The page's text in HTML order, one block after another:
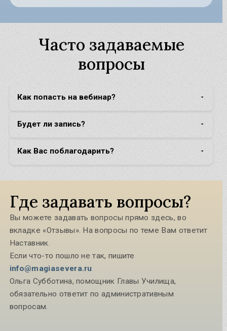
Часто задаваемые
вопросы
Как попасть на вебинар?
Будет ли запись?
Как Вас поблагодарить?
Где задавать вопросы?
Вы можете задавать вопросы прямо здесь, во
вкладке «Отзывы». На вопросы по теме Вам ответит
Наставник.
Если что-то пошло не так, пишите
info@magiasevera.ru
Ольга Субботина, помощник Главы Училища,
обязательно ответит по административным
вопросам.